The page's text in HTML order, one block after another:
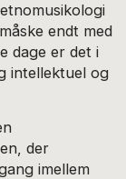
endt med
dage er det i
intellektuel og
der
imellem